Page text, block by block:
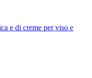
e di creme per viso e